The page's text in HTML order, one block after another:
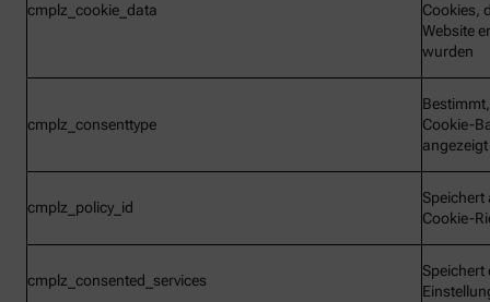
cmplz_cookie_data
Cookies,
Website
wurden
cmplz_consenttype
Cookie-
cmplz_policy_id
Speichert
Cookie-
cmplz_consented_services
Speichert